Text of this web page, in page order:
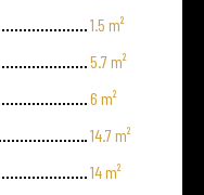
1.5 m²
5.7 m²
6 m²
14.7 m²
14 m²